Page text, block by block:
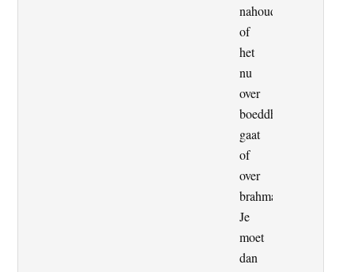
nahoudt,
of
het
nu
over
boeddhisme
gaat
of
over
brahmanen.
Je
moet
dan